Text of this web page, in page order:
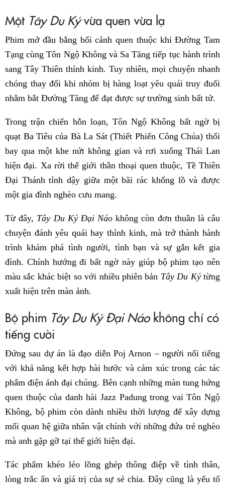
Một Tây Du Kývừa quen vừa lạ
Phim mở đầu bằng bối cảnh quen thuộc khi Đường Tam
Tạng cùng Tôn Ngộ Không và Sa Tăng tiếp tục hành trình
sang Tây Thiên thỉnh kinh. Tuy nhiên, mọi chuyện nhanh
chóng thay đổi khi nhóm bị hàng loạt yêu quái truy đuổi
nhằm bắt Đường Tăng để đạt được sự trường sinh bất tử.
Trong trận chiến hỗn loạn, Tôn Ngộ Không bất ngờ bị
quạt Ba Tiêu của Bà La Sát (Thiết Phiến Công Chúa) thổi
bay qua một khe nứt không gian và rơi xuống Thái Lan
hiện đại. Xa rời thế giới thần thoại quen thuộc, Tề Thiên
Đại Thánh tỉnh dậy giữa một bãi rác khổng lồ và được
một gia đình nghèo cưu mang.
Từ đây, Tây Du Ký Đại Náo không còn đơn thuần là câu
chuyện đánh yêu quái hay thỉnh kinh, mà trở thành hành
trình khám phá tình người, tình bạn và sự gắn kết gia
đình. Chính hướng đi bất ngờ này giúp bộ phim tạo nên
màu sắc khác biệt so với nhiều phiên bản Tây Du Kýtừng
xuất hiện trên màn ảnh.
Bộ phim Tây Du Ký Đại Náokhông chỉ có
tiếng cười
Đứng sau dự án là đạo diễn Poj Arnon – người nổi tiếng
với khả năng kết hợp hài hước và cảm xúc trong các tác
phẩm điện ảnh đại chúng. Bên cạnh những màn tung hứng
quen thuộc của danh hài Jazz Padung trong vai Tôn Ngộ
Không, bộ phim còn dành nhiều thời lượng để xây dựng
mối quan hệ giữa nhân vật chính với những đứa trẻ nghèo
mà anh gặp gỡ tại thế giới hiện đại.
Tác phẩm khéo léo lồng ghép thông điệp về tình thân,
lòng trắc ẩn và giá trị của sự sẻ chia. Đây cũng là yếu tố